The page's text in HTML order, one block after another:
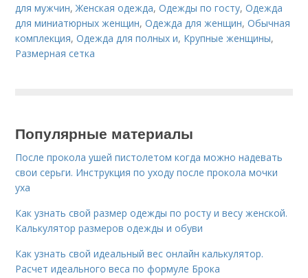
для мужчин,Женская одежда,Одежды по госту,Одежда
для миниатюрных женщин,Одежда для женщин,Обычная
комплекция,Одежда для полных и, Крупные женщины,
Размерная сетка
Популярные материалы
После прокола ушей пистолетом когда можно надевать
свои серьги. Инструкция по уходу после прокола мочки
уха
Как узнать свой размер одежды по росту и весу женской.
Калькулятор размеров одежды и обуви
Как узнать свой идеальный вес онлайн калькулятор.
Расчет идеального веса по формуле Брока